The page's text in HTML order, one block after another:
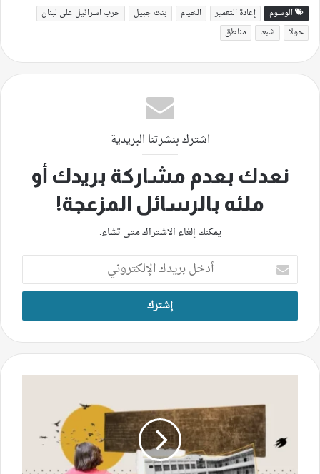
الوسوم إعادة التعمير الخيام بنت جبيل
حرب اسرائيل على لبنان
حولا
شبعا مناطق
اشترك بنشرتنا البريدية
نعدك بعدم مشاركة بريدك أو
ملئه بالرسائل المزعجة!
يمكنك إلغاء الاشتراك متى تشاء.
أدخل
بريدك
الإلكتروني
أزمات